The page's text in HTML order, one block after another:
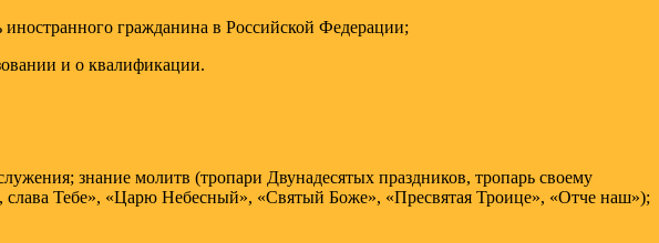
гражданина в Российской Федерации;
и о квалификации.
знание молитв (тропари Двунадесятых праздников, тропарь своему
Тебе», «Царю Небесный», «Святый Боже», «Пресвятая Троице», «Отче наш»);